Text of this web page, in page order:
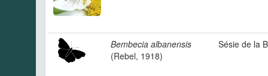
Bembecia albanensis
(Rebel, 1918)
Sésie de la